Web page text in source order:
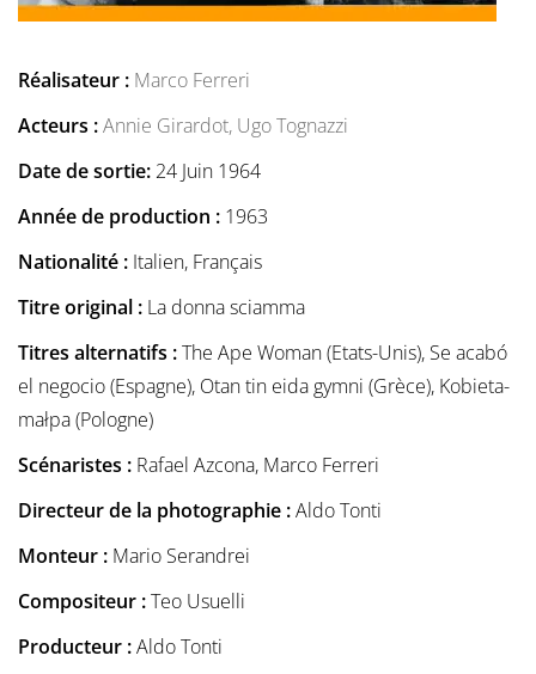
Réalisateur : Marco Ferreri
Acteurs :Annie Girardot, Ugo Tognazzi
Date de sortie: 24 Juin 1964
Année de production : 1963
Nationalité : Italien, Français
Titre original : La donna sciamma
Titres alternatifs :The Ape Woman (Etats-Unis), Se acabó
el negocio (Espagne), Otan tin eida gymni (Grèce), Kobieta-
małpa (Pologne)
Scénaristes : Rafael Azcona, Marco Ferreri
Directeur de la photographie :Aldo Tonti
Monteur : Mario Serandrei
Compositeur :Teo Usuelli
Producteur :Aldo Tonti